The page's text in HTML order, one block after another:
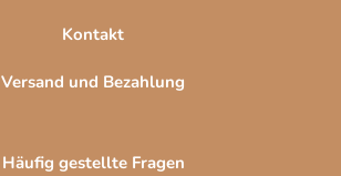
Kontakt
Versand und Bezahlung
Häufig gestellte Fragen